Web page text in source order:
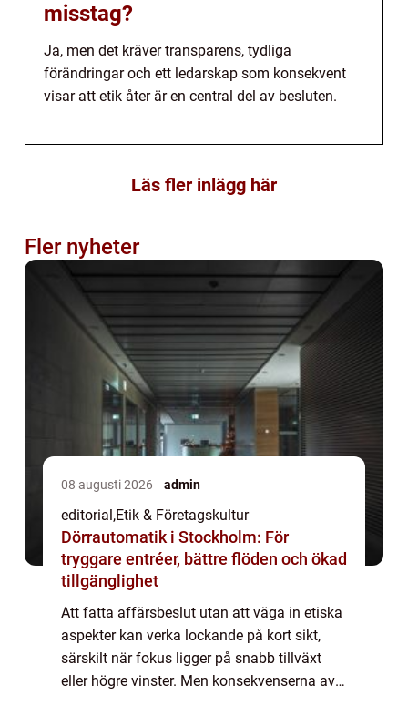
misstag?
Ja, men det kräver transparens, tydliga
förändringar och ett ledarskap som konsekvent
visar att etik åter är en central del av besluten.
Läs fler inlägg här
Fler nyheter
08 augusti 2026 admin
editorial ,Etik & Företagskultur
Dörrautomatik i Stockholm: För
tryggare entréer, bättre flöden och ökad
tillgänglighet
Att fatta affärsbeslut utan att väga in etiska
aspekter kan verka lockande på kort sikt,
särskilt när fokus ligger på snabb tillväxt
eller högre vinster. Men konsekvenserna av